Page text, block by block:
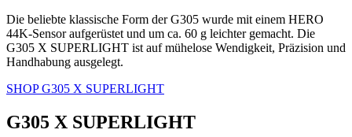
Die beliebte klassische Form der G305 wurde mit einem HERO
44K-Sensor aufgerüstet und um ca. 60 g leichter gemacht. Die
G305 X SUPERLIGHT ist auf mühelose Wendigkeit, Präzision und
Handhabung ausgelegt.
SHOP G305 X SUPERLIGHT
G305 X SUPERLIGHT